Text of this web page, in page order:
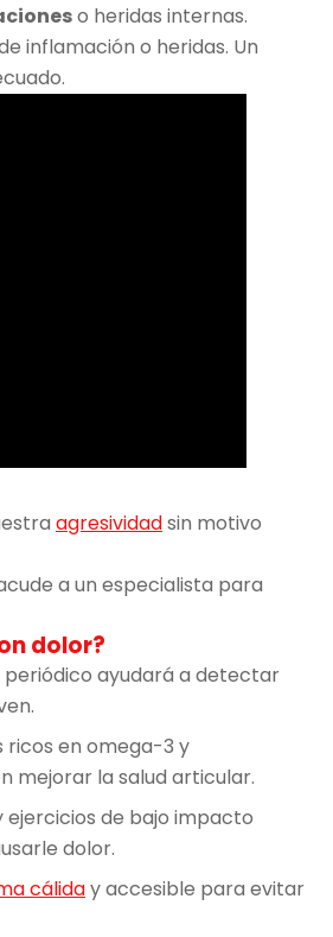
o heridas internas.
inflamación o heridas. Un
agresividadsin motivo
a un especialista para
dolor?
periódico ayudará a detectar
ricos en omega-3 y
mejorar la salud articular.
ejercicios de bajo impacto
dolor.
cáliday accesible para evitar